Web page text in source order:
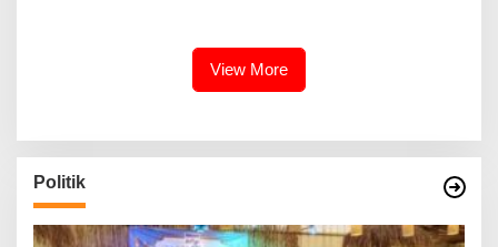
View More
Politik